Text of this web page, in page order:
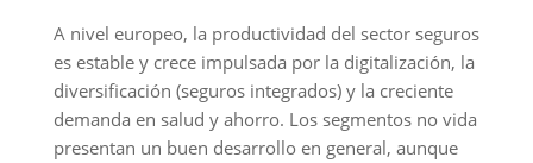
A nivel europeo, la productividad del sector seguros
es estable y crece impulsada por la digitalización, la
diversificación (seguros integrados) y la creciente
demanda en salud y ahorro. Los segmentos no vida
presentan un buen desarrollo en general, aunque